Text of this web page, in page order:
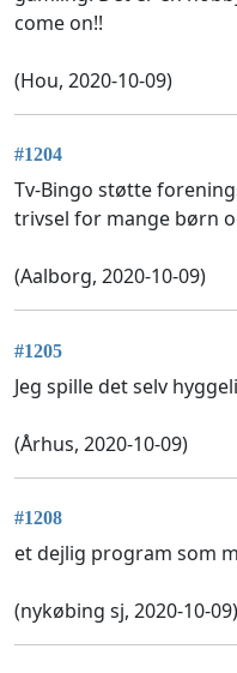
come on!!
(Hou, 2020-10-09)
#1204
Tv-Bingo støtte
trivsel for mange børn
(Aalborg, 2020-10-09)
#1205
Jeg spille det selv
(Århus, 2020-10-09)
#1208
et dejlig program som
(nykøbing sj, 2020-10-09)